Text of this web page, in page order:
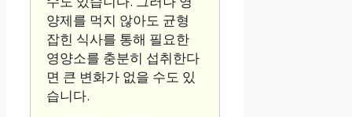
양제를 먹지 않아도 균형
잡힌 식사를 통해 필요한
영양소를 충분히 섭취한다
면 큰 변화가 없을 수도 있
습니다.